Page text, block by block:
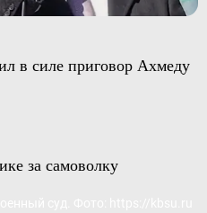
в силе приговор Ахмеду
за самоволку